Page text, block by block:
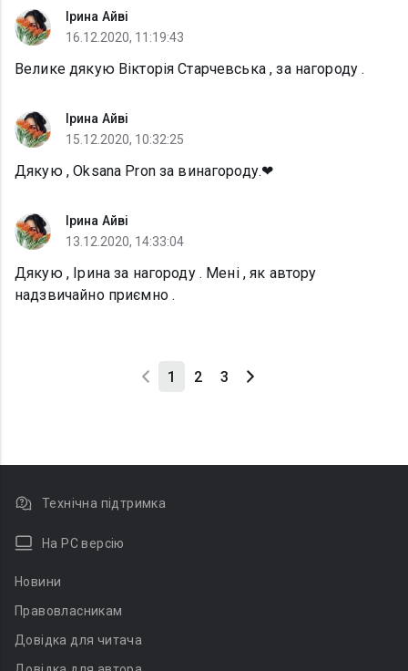
Ірина Айві
16.12.2020, 11:19:43
Велике дякую Вікторія Старчевська , за нагороду .
Ірина Айві
15.12.2020, 10:32:25
Дякую , Oksana Pron за винагороду.❤
Ірина Айві
13.12.2020, 14:33:04
Дякую , Ірина за нагороду . Мені , як автору
надзвичайно приємно .
1 2 3
Технічна підтримка
На PC версію
Новини
Правовласникам
Довідка для читача